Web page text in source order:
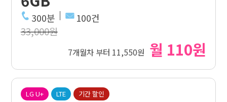
300분 100건
33,000원
7개월차 부터 11,550원 월 110원
LG U+ LTE 기간 할인